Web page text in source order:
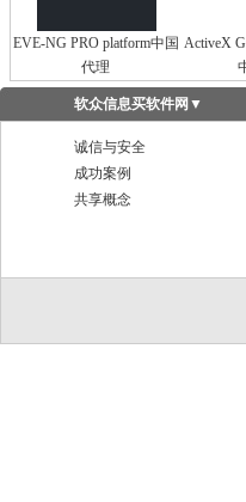
EVE-NG PRO platform中国
代理
ActiveX
软众信息买软件网 ▼
诚信与安全
成功案例
共享概念